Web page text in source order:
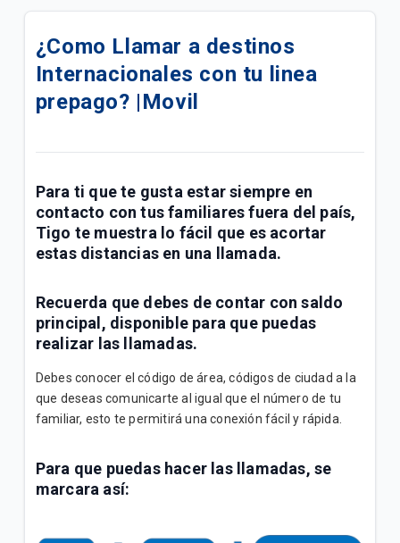
Cómo activar el Roaming en tu iPhone.
Cómo activar el Roaming en tu Android.
Cómo usar el Roaming Tigo Postpago
adquirirlos para tu plan postpago
Encuentra soporte para tus servicios móviles
Postpago
Consulta sobre tu factura y métodos de pago
Conoce cómo ver los beneficios de tu plan
Quisiera pedir un teléfono con mi plan, ¿qué debo
¿Cómo activo paquetes adicionales de Roaming?
¿Como Llamar a destinos
Internacionales con tu linea
prepago? |Movil
Para ti que te gusta estar siempre en
contacto con tus familiares fuera del país,
Tigo te muestra lo fácil que es acortar
estas distancias en una llamada.
Recuerda que debes de contar con saldo
principal, disponible para que puedas
realizar las llamadas.
Debes conocer el código de área, códigos de ciudad a la
que deseas comunicarte al igual que el número de tu
familiar, esto te permitirá una conexión fácil y rápida.
Para que puedas hacer las llamadas, se
marcara así: